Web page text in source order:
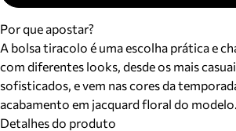
Por que apostar?
A bolsa tiracolo é uma escolha prática e
com diferentes looks, desde os mais
sofisticados, e vem nas cores da
acabamento em jacquard floral do
Detalhes do produto